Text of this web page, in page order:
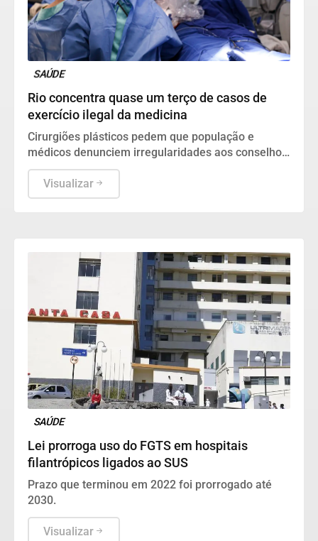
SAÚDE
Rio concentra quase um terço de casos de
exercício ilegal da medicina
Cirurgiões plásticos pedem que população e
médicos denunciem irregularidades aos conselhos
e à Sociedade Brasileira de Cirurgia Plástica.
Visualizar
SAÚDE
Lei prorroga uso do FGTS em hospitais
filantrópicos ligados ao SUS
Prazo que terminou em 2022 foi prorrogado até
2030.
Visualizar